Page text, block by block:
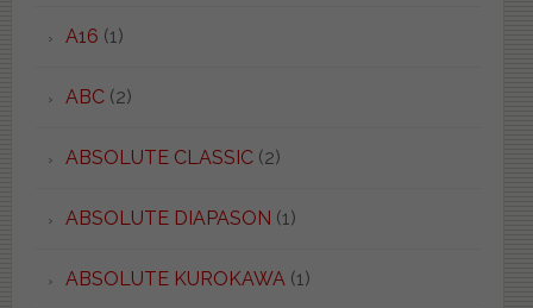
A16 (1)
ABC(2)
ABSOLUTE CLASSIC(2)
ABSOLUTE DIAPASON (1)
ABSOLUTE KUROKAWA(1)